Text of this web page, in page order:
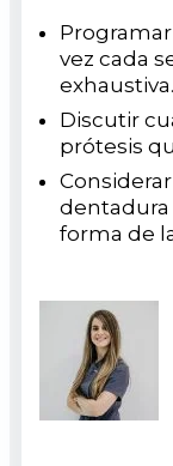
vez cada
exhaustiva.
Discutir
prótesis
dentadura
forma de